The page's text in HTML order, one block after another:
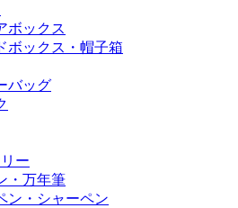
ボックス
ボックス・帽子箱
バッグ
ー
・万年筆
ン・シャーペン